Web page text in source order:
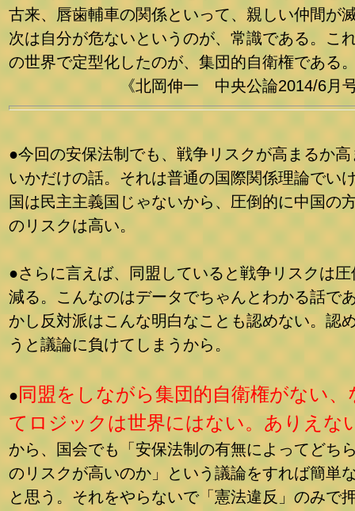
古来、唇歯輔車の関係といって、親しい仲間が
次は自分が危ないというのが、常識である。こ
の世界で定型化したのが、集団的自衛権である
《北岡伸一 中央公論2014/6月号
●今回の安保法制でも、戦争リスクが高まるか高
いかだけの話。それは普通の国際関係理論でい
国は民主主義国じゃないから、圧倒的に中国の
のリスクは高い。
●さらに言えば、同盟していると戦争リスクは圧
減る。こんなのはデータでちゃんとわかる話で
かし反対派はこんな明白なことも認めない。認
うと議論に負けてしまうから。
● 同盟をしながら集団的自衛権がない、
てロジックは世界にはない。ありえな
から、国会でも「安保法制の有無によってどち
のリスクが高いのか」という議論をすれば簡単
と思う。それをやらないで「憲法違反」のみで